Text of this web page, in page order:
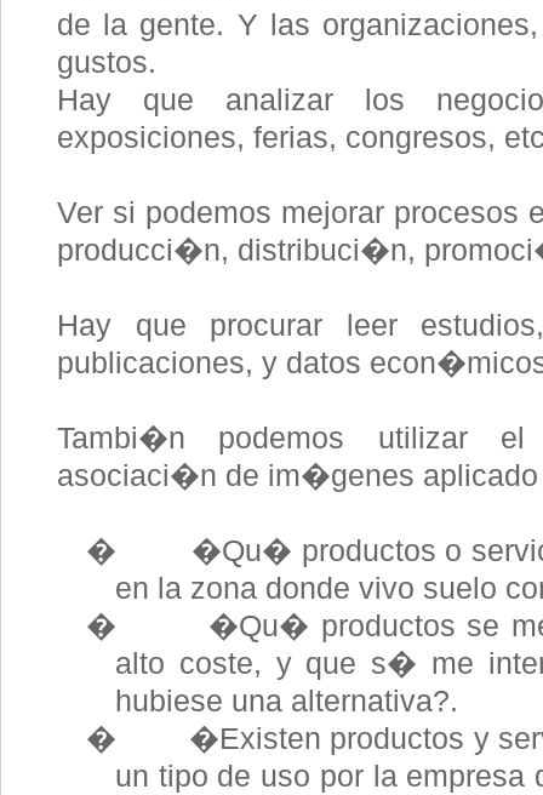
de la gente. Y las
gustos.
Hay que analizar los
exposiciones, ferias, congresos,
Ver si podemos mejorar procesos
producci�n, distribuci�n,
Hay que procurar leer
publicaciones, y datos
Tambi�n podemos utilizar
asociaci�n de im�genes aplicado
� �Qu� productos o
en la zona donde vivo suelo
� �Qu� productos se me
alto coste, y que s� me
hubiese una alternativa?.
� �Existen productos y
un tipo de uso por la empresa